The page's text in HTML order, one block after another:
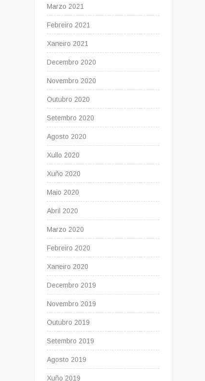
Marzo 2021
Febreiro 2021
Xaneiro 2021
Decembro 2020
Novembro 2020
Outubro 2020
Setembro 2020
Agosto 2020
Xullo 2020
Xuño 2020
Maio 2020
Abril 2020
Marzo 2020
Febreiro 2020
Xaneiro 2020
Decembro 2019
Novembro 2019
Outubro 2019
Setembro 2019
Agosto 2019
Xuño 2019